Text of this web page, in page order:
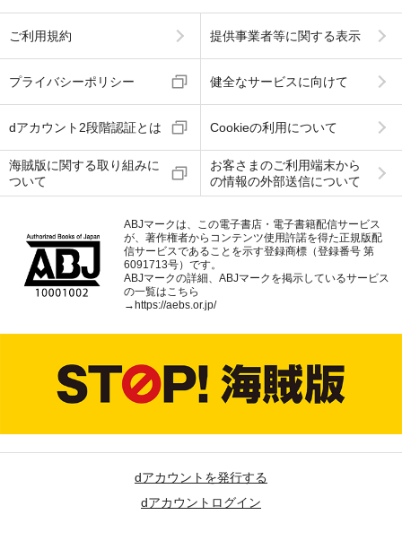
ご利用規約 提供事業者等に関する表示
プライバシーポリシー 健全なサービスに向けて
dアカウント2段階認証とは Cookieの利用について
海賊版に関する取り組みに
ついて
お客さまのご利用端末から
の情報の外部送信について
ABJマークは、この電子書店・電子書籍配信サービス
が、著作権者からコンテンツ使用許諾を得た正規版配
信サービスであることを示す登録商標（登録番号 第
6091713号）です。
ABJマークの詳細、ABJマークを掲示しているサービス
の一覧はこちら
→ https://aebs.or.jp/
dアカウントを発行する
dアカウントログイン